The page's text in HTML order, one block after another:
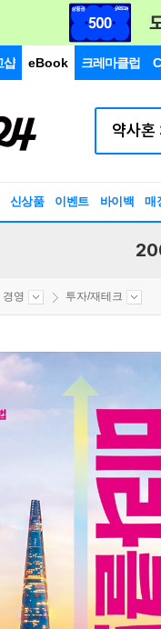
샵 eBook 크레마클럽
신상품 이벤트 바이백 매
경영 투자/재테크